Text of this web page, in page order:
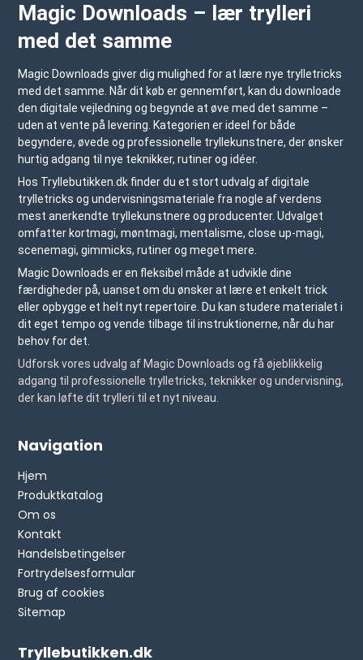
Magic Downloads – lær trylleri
med det samme
Magic Downloads giver dig mulighed for at lære nye trylletricks
med det samme. Når dit køb er gennemført, kan du downloade
den digitale vejledning og begynde at øve med det samme –
uden at vente på levering. Kategorien er ideel for både
begyndere, øvede og professionelle tryllekunstnere, der ønsker
hurtig adgang til nye teknikker, rutiner og idéer.
Hos Tryllebutikken.dk finder du et stort udvalg af digitale
trylletricks og undervisningsmateriale fra nogle af verdens
mest anerkendte tryllekunstnere og producenter. Udvalget
omfatter kortmagi, møntmagi, mentalisme, close up-magi,
scenemagi, gimmicks, rutiner og meget mere.
Magic Downloads er en fleksibel måde at udvikle dine
færdigheder på, uanset om du ønsker at lære et enkelt trick
eller opbygge et helt nyt repertoire. Du kan studere materialet i
dit eget tempo og vende tilbage til instruktionerne, når du har
behov for det.
Udforsk vores udvalg af Magic Downloads og få øjeblikkelig
adgang til professionelle trylletricks, teknikker og undervisning,
der kan løfte dit trylleri til et nyt niveau.
Navigation
Hjem
Produktkatalog
Om os
Kontakt
Handelsbetingelser
Fortrydelsesformular
Brug af cookies
Sitemap
Tryllebutikken.dk